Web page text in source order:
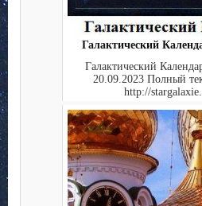
Галактический
Галактический
20.09.2023 Полный
http://